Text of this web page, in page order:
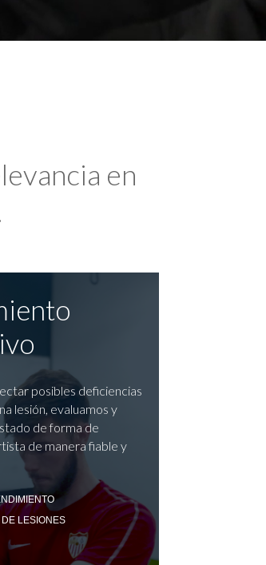
en
posibles deficiencias
lesión, evaluamos y
de forma de
de manera fiable y
LESIONES